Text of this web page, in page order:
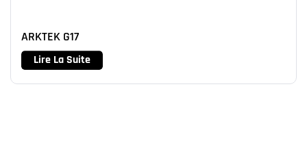
ARKTEK G17
Lire La Suite